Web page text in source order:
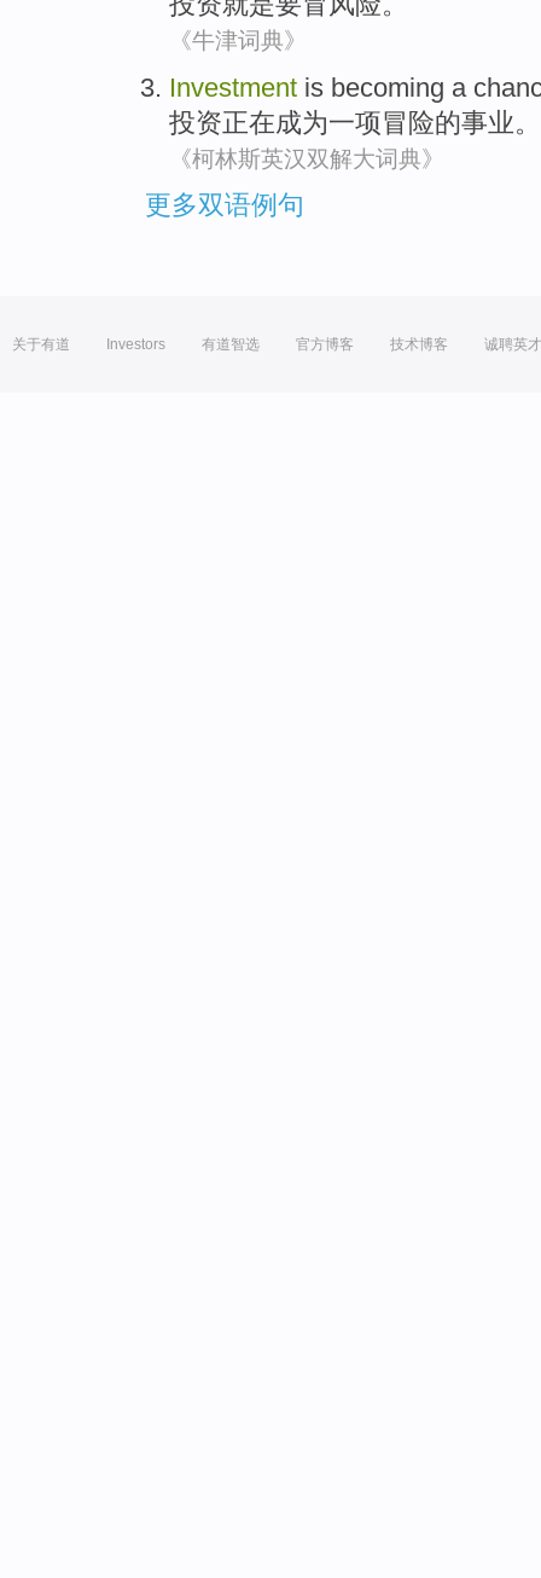
《牛津词典》
Investment is becoming a
投资正在成为一项冒险的事业。
《柯林斯英汉双解大词典》
更多双语例句
关于有道 Investors 有道智选 官方博客 技术博客 诚聘英才